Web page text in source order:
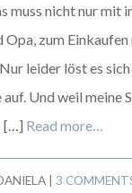
muss nicht nur mit
Opa, zum Einkaufen
leider löst es
Und weil meine
[…] Read more…
|3